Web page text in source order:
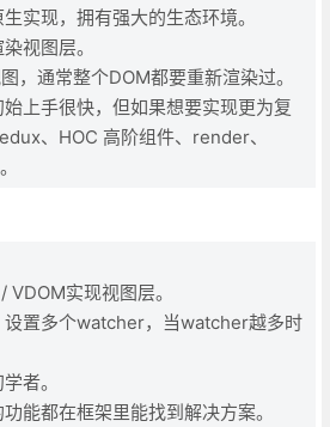
实现，拥有强大的生态环境。
视图层。
，通常整个DOM都要重新渲染过。
上手很快，但如果想要实现更为复
、HOC 高阶组件、render、
实现视图层。
设置多个watcher，当watcher越多时
者。
能都在框架里能找到解决方案。